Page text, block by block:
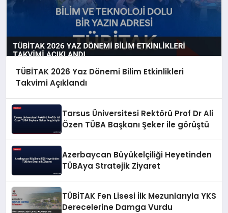
TÜBİTAK 2026 Yaz Dönemi Bilim Etkinlikleri
Takvimi Açıklandı
Tarsus Üniversitesi Rektörü Prof Dr Ali
Özen TÜBA Başkanı Şeker ile görüştü
Azerbaycan Büyükelçiliği Heyetinden
TÜBAya Stratejik Ziyaret
TÜBİTAK Fen Lisesi İlk Mezunlarıyla YKS
Derecelerine Damga Vurdu